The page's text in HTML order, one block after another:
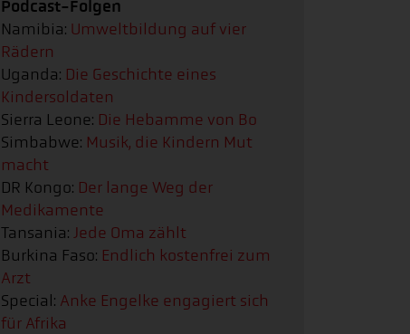
Podcast-Folgen
Namibia: Umweltbildung auf vier
Rädern
Uganda: Die Geschichte eines
Kindersoldaten
Sierra Leone: Die Hebamme von Bo
Simbabwe: Musik, die Kindern Mut
macht
DR Kongo: Der lange Weg der
Medikamente
Tansania: Jede Oma zählt
Burkina Faso: Endlich kostenfrei zum
Arzt
Special: Anke Engelke engagiert sich
für Afrika